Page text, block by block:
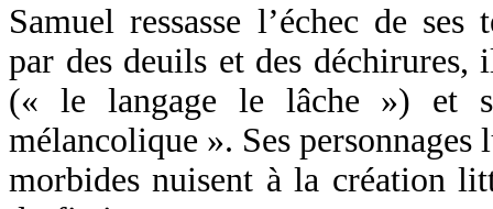
Samuel ressasse l’échec de
par des deuils et des
(« le langage le lâche ») et
mélancolique ». Ses
morbides nuisent à la création